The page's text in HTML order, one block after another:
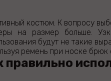
костюм. К вопросу
на размер больше.
будут не такие
ремень при носке брюк
правильно